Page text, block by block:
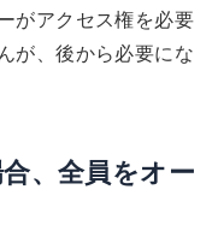
がアクセス権を必要
が、後から必要にな
、全員をオー